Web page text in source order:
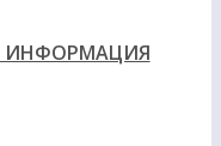
ИНФОРМАЦИЯ